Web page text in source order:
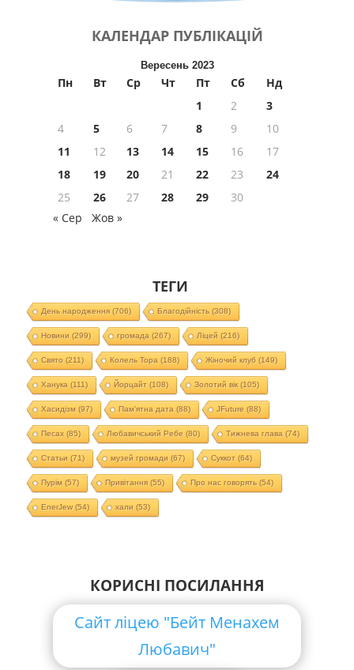
КАЛЕНДАР ПУБЛІКАЦІЙ
Вересень 2023
Пн Вт Ср Чт Пт Сб
Нд
1
2
3
4
5 6 7 8 9
10
11
12 13 14 15 16
17
18
19 20 21 22 23
24
25
26 27 28 29
30
« Сер
Жов »
ТЕГИ
День народження(706) Благодійність (308)
Новини (299) громада (267) Ліцей (216)
Свято (211) Колель Тора (188) Жіночий клуб (149)
Ханука (111) Йорцайт (108) Золотий вік(105)
Хасидізм (97) Пам'ятна дата (88) JFuture (88)
Песах(85) Любавичський Ребе (80) Тижнева глава (74)
Статьи (71) музей громади (67) Суккот (64)
Пурім (57) Привітання(55) Про нас говорять (54)
EnerJew(54) хали (53)
КОРИСНІ ПОСИЛАННЯ
Сайт ліцею "Бейт Менахем
Любавич"